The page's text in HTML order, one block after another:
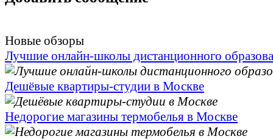
Новые обзоры
Лучшие онлайн-школы дистанционного
Дешёвые квартиры-студии в Москве
Недорогие магазины термобелья в Москве